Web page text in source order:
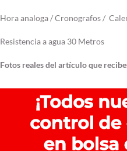
Hora analoga / Cronografos /
Resistencia a agua 30 Metros
Fotos reales del artículo que